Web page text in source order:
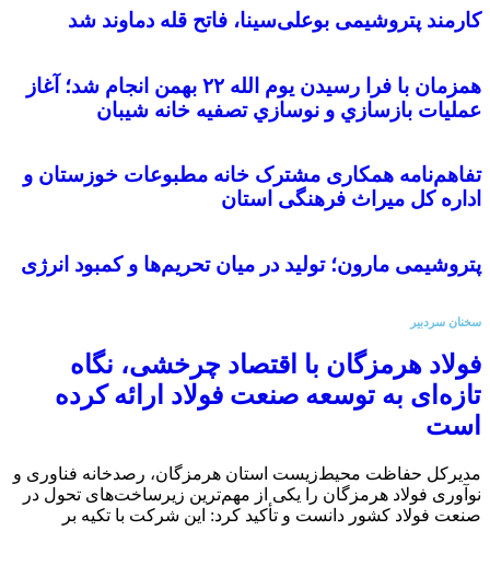
کارمند پتروشیمی بوعلی‌سینا، فاتح قله دماوند شد
همزمان با فرا رسيدن يوم الله ٢٢ بهمن انجام شد؛ آغاز
عمليات بازسازي و نوسازي تصفيه خانه شيبان
تفاهم‌نامه همکاری مشترک خانه مطبوعات خوزستان و
اداره کل میراث فرهنگی استان
پتروشیمی مارون؛ تولید در میان تحریم‌ها و کمبود انرژی
سخنان سردبیر
فولاد هرمزگان با اقتصاد چرخشی، نگاه
تازه‌ای به توسعه صنعت فولاد ارائه کرده
است
مدیرکل حفاظت محیط‌زیست استان هرمزگان، رصدخانه فناوری و
نوآوری فولاد هرمزگان را یکی از مهم‌ترین زیرساخت‌های تحول در
صنعت فولاد کشور دانست و تأکید کرد: این شرکت با تکیه بر